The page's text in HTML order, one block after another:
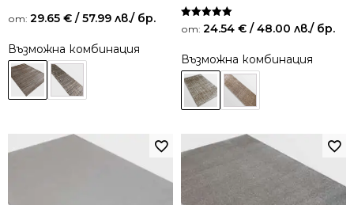
от: 29.65 € / 57.99 лв./ бр.
Възможна комбинация
Оценено на
5.00
от: 24.54 € / 48.00 лв./ бр.
Възможна комбинация